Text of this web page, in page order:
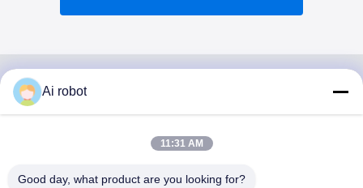
VIVI DENTAI
LABORATORY
Ai robot
11:31 AM
Good day, what product are you looking for?